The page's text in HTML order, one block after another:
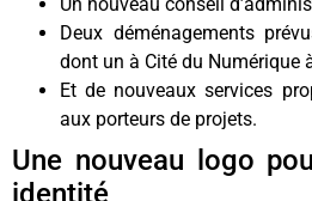
Un nouveau conseil
Deux déménagements
dont un à Cité du Numérique
Et de nouveaux services
aux porteurs de projets.
Une nouveau logo
identité